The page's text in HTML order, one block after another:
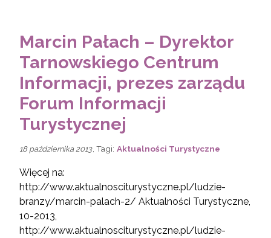
Marcin Pałach – Dyrektor
Tarnowskiego Centrum
Informacji, prezes zarządu
Forum Informacji
Turystycznej
18 października 2013 , Tagi: Aktualności Turystyczne
Więcej na:
http://www.aktualnosciturystyczne.pl/ludzie-
branzy/marcin-palach-2/ Aktualności Turystyczne,
10-2013,
http://www.aktualnosciturystyczne.pl/ludzie-